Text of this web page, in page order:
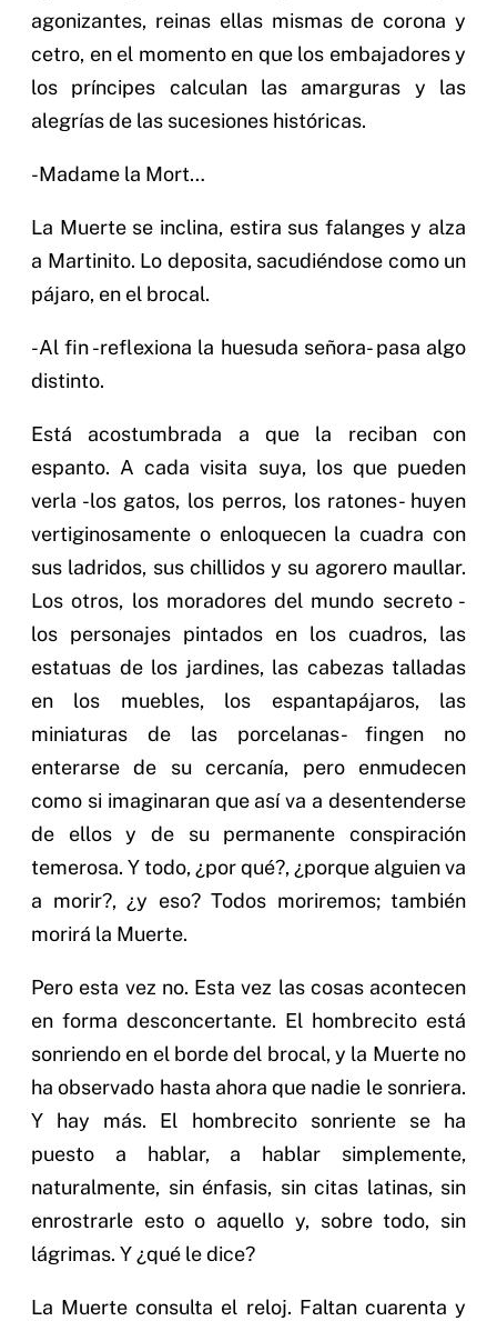
agonizantes, reinas ellas mismas de corona y
cetro, en el momento en que los embajadores y
los príncipes calculan las amarguras y las
alegrías de las sucesiones históricas.
-Madame la Mort…
La Muerte se inclina, estira sus falanges y alza
a Martinito. Lo deposita, sacudiéndose como un
pájaro, en el brocal.
-Al fin -reflexiona la huesuda señora- pasa algo
distinto.
Está acostumbrada a que la reciban con
espanto. A cada visita suya, los que pueden
verla -los gatos, los perros, los ratones- huyen
vertiginosamente o enloquecen la cuadra con
sus ladridos, sus chillidos y su agorero maullar.
Los otros, los moradores del mundo secreto -
los personajes pintados en los cuadros, las
estatuas de los jardines, las cabezas talladas
en los muebles, los espantapájaros, las
miniaturas de las porcelanas- fingen no
enterarse de su cercanía, pero enmudecen
como si imaginaran que así va a desentenderse
de ellos y de su permanente conspiración
temerosa. Y todo, ¿por qué?, ¿porque alguien va
a morir?, ¿y eso? Todos moriremos; también
morirá la Muerte.
Pero esta vez no. Esta vez las cosas acontecen
en forma desconcertante. El hombrecito está
sonriendo en el borde del brocal, y la Muerte no
ha observado hasta ahora que nadie le sonriera.
Y hay más. El hombrecito sonriente se ha
puesto a hablar, a hablar simplemente,
naturalmente, sin énfasis, sin citas latinas, sin
enrostrarle esto o aquello y, sobre todo, sin
lágrimas. Y ¿qué le dice?
La Muerte consulta el reloj. Faltan cuarenta y